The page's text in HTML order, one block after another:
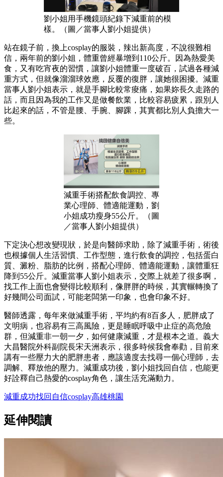
劉小姐用手機鏡頭紀錄下減重前的模
樣。（圖／當事人劉小姐提供）
站在鏡子前，換上cosplay的服裝，辣出新高度，不說很難相
信，兩年前的劉小姐，體重曾經暴增到110公斤。因為熱愛美
食，又有吃宵夜的習慣，讓劉小姐體重一度破百，試過各種減
重方式，但就像溜溜球效應，反覆的復胖，讓她很困擾。減重
當事人劉小姐表示，就是手腳比較常痠痛，如果妳長久走路的
話，而且因為我的工作又是做餐飲業，比較容易疲累，跟別人
比起來的話，不管是腰、手腕、腳踝，其實都比別人負擔大一
些。
減重手術搭配飲食調控、專
業心理師、體適能運動，劉
小姐成功瘦身55公斤。（圖
／當事人劉小姐提供）
下定決心想改變現狀，於是向醫師求助，除了減重手術，術後
也根據個人生活習慣、工作型態，進行飲食的調控，包括蛋白
質、澱粉、脂肪的比例，搭配心理師、體適能運動，讓體重狂
降到55公斤。減重當事人劉小姐表示，交際上就差了很多啊，
找工作上面也會變得比較順利，像胖胖的時候，其實輾轉換了
好幾間公司面試，可能老闆第一印象，也會印象不好。
醫師透露，每年來做減重手術，平均約有8百多人，肥胖成了
文明病，也容易有三高風險，更是睡眠呼吸中止症的高危險
群，但減重非一朝一夕，如何健康減重，才是根本之道。義大
大昌醫院外科副院長宋天洲表示，很多時候我會奉勸，目前來
講有一些壓力大的肥胖患者，應該適度去找尋一個心理師，去
調解、釋放他的壓力。減重成功後，劉小姐找回自信，也能更
好詮釋自己熱愛的cosplay角色，讓生活充滿動力。
減重成功找回自信cosplay高雄桃園
延伸閱讀